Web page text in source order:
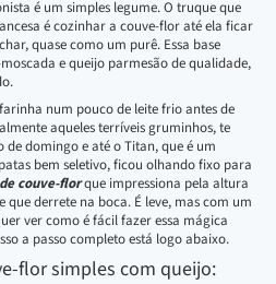
é um simples legume. O truque que
é cozinhar a couve-flor até ela ficar
quase como um purê. Essa base
e queijo parmesão de qualidade,
num pouco de leite frio antes de
aqueles terríveis gruminhos, te
domingo e até o Titan, que é um
bem seletivo, ficou olhando fixo para
couve-florque impressiona pela altura
derrete na boca. É leve, mas com um
ver como é fácil fazer essa mágica
a passo completo está logo abaixo.
flor simples com queijo: